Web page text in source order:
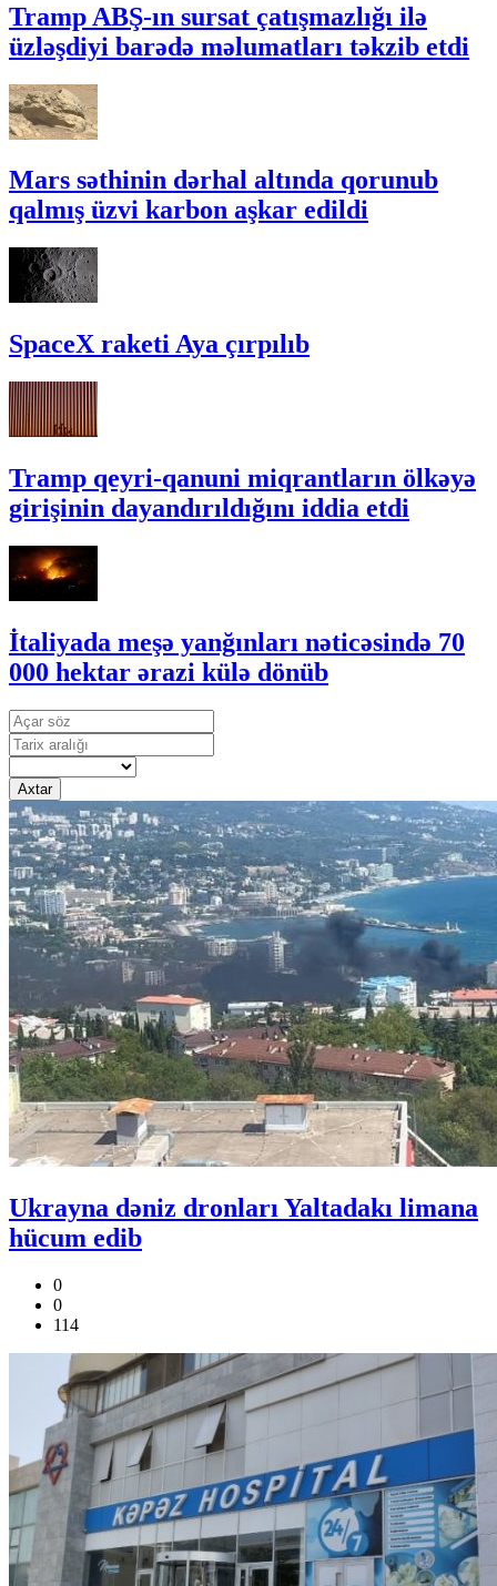
Tramp ABŞ-ın sursat çatışmazlığı ilə
üzləşdiyi barədə məlumatları təkzib etdi
Mars səthinin dərhal altında qorunub
qalmış üzvi karbon aşkar edildi
SpaceX raketi Aya çırpılıb
Tramp qeyri-qanuni miqrantların ölkəyə
girişinin dayandırıldığını iddia etdi
İtaliyada meşə yanğınları nəticəsində 70
000 hektar ərazi külə dönüb
Axtar
Ukrayna dəniz dronları Yaltadakı limana
hücum edib
0
0
114